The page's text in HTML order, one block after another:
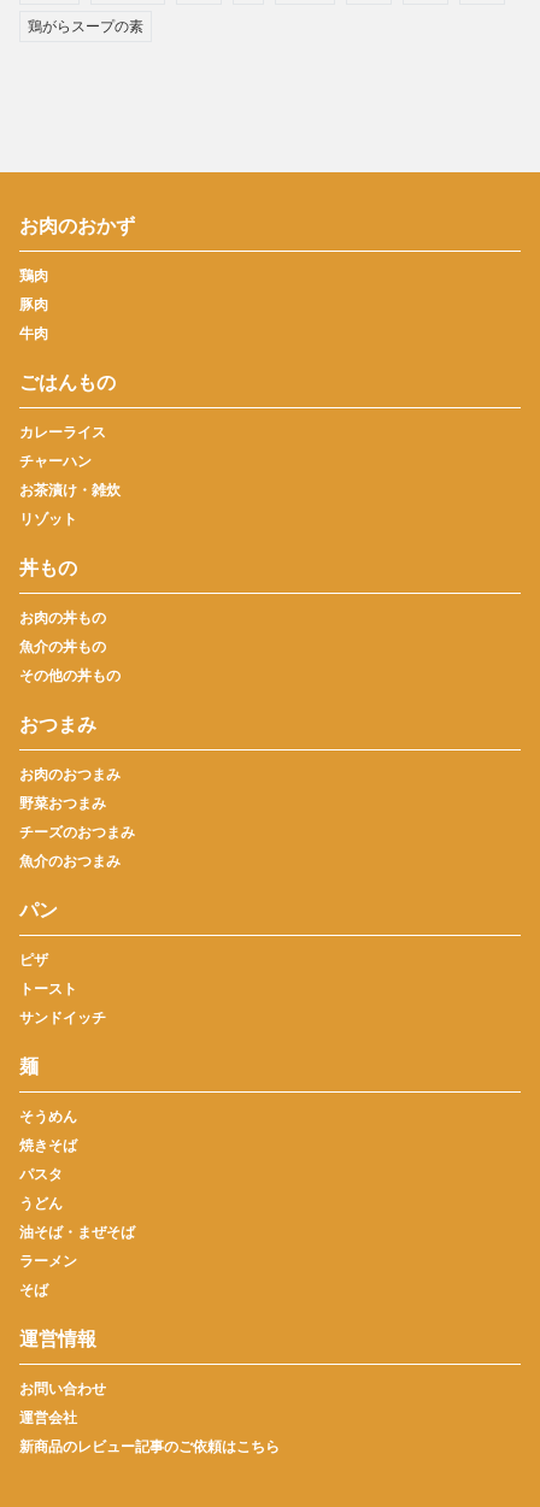
鶏がらスープの素
お肉のおかず
鶏肉
豚肉
牛肉
ごはんもの
カレーライス
チャーハン
お茶漬け・雑炊
リゾット
丼もの
お肉の丼もの
魚介の丼もの
その他の丼もの
おつまみ
お肉のおつまみ
野菜おつまみ
チーズのおつまみ
魚介のおつまみ
パン
ピザ
トースト
サンドイッチ
麺
そうめん
焼きそば
パスタ
うどん
油そば・まぜそば
ラーメン
そば
運営情報
お問い合わせ
運営会社
新商品のレビュー記事のご依頼はこちら